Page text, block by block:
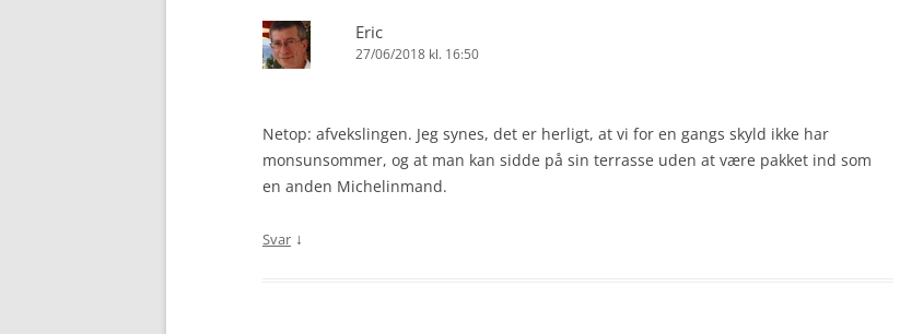
Eric
27/06/2018 kl. 16:50
Netop: afvekslingen. Jeg synes, det er herligt, at vi for en gangs skyld ikke har
monsunsommer, og at man kan sidde på sin terrasse uden at være pakket ind som
en anden Michelinmand.
Svar ↓